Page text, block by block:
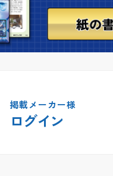
掲載メーカー様
ログイン